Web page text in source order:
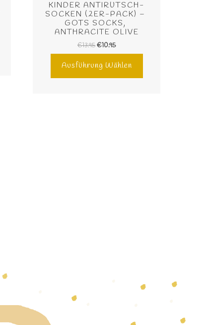
KINDER ANTIRUTSCH-
SOCKEN (2ER-PACK) –
GOTS SOCKS,
ANTHRACITE OLIVE
€13.95€10.95
Ausführung Wählen